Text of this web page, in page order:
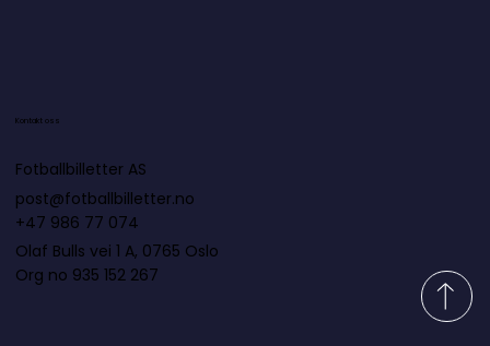
Kontakt oss
Fotballbilletter AS
post@fotballbilletter.no
+47 986 77 074
Olaf Bulls vei 1 A, 0765 Oslo
Org no 935 152 267